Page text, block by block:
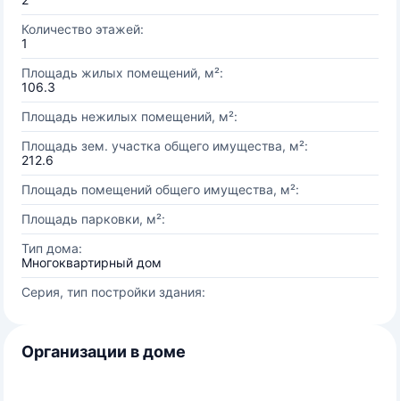
Количество этажей:
1
Площадь жилых помещений, м²:
106.3
Площадь нежилых помещений, м²:
Площадь зем. участка общего имущества, м²:
212.6
Площадь помещений общего имущества, м²:
Площадь парковки, м²:
Тип дома:
Многоквартирный дом
Серия, тип постройки здания:
Организации в доме